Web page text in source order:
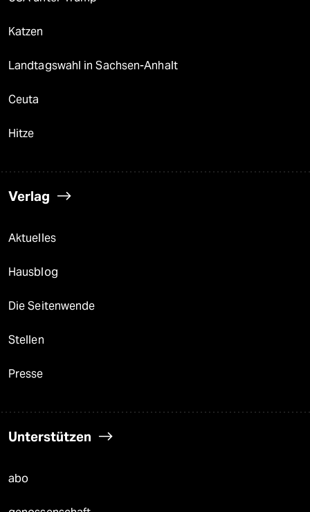
Katzen
Landtagswahl in Sachsen-Anhalt
Ceuta
Hitze
Verlag
Aktuelles
Hausblog
Die Seitenwende
Stellen
Presse
Unterstützen
abo